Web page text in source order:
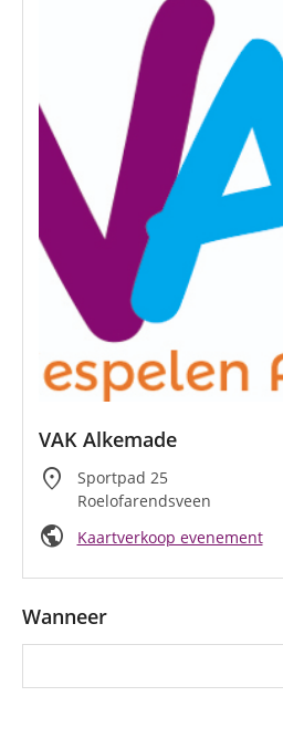
VAK Alkemade
location_on
Sportpad 25
Roelofarendsveen
public Kaartverkoop evenement
Wanneer